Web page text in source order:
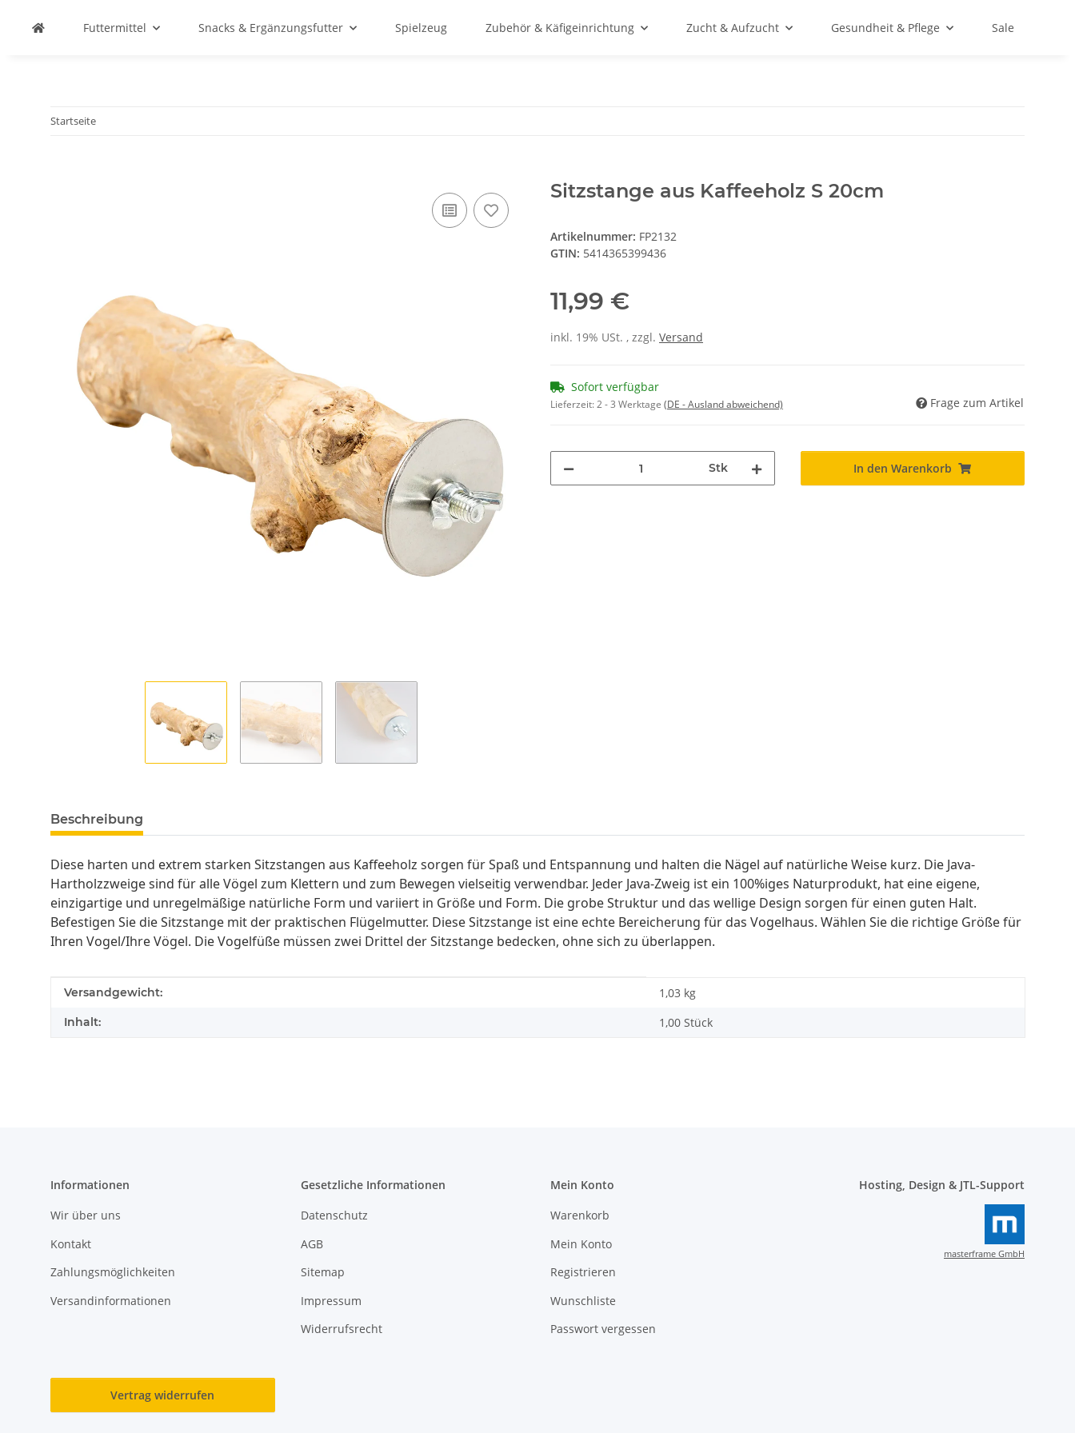
Futtermittel Snacks & Ergänzungsfutter Spielzeug Zubehör & Käfigeinrichtung Zucht & Aufzucht Gesundheit & Pflege Sale
Startseite
Sitzstange aus Kaffeeholz S 20cm
Artikelnummer: FP2132
GTIN: 5414365399436
11,99 €
inkl. 19% USt. , zzgl. Versand
Sofort verfügbar
Lieferzeit:2 - 3 Werktage (DE - Ausland abweichend) Frage zum Artikel
Stk In den Warenkorb
Beschreibung
Diese harten und extrem starken Sitzstangen aus Kaffeeholz sorgen für Spaß und Entspannung und halten die Nägel auf natürliche Weise kurz. Die Java-
Hartholzzweige sind für alle Vögel zum Klettern und zum Bewegen vielseitig verwendbar. Jeder Java-Zweig ist ein 100%iges Naturprodukt, hat eine eigene,
einzigartige und unregelmäßige natürliche Form und variiert in Größe und Form. Die grobe Struktur und das wellige Design sorgen für einen guten Halt.
Befestigen Sie die Sitzstange mit der praktischen Flügelmutter. Diese Sitzstange ist eine echte Bereicherung für das Vogelhaus. Wählen Sie die richtige Größe für
Ihren Vogel/Ihre Vögel. Die Vogelfüße müssen zwei Drittel der Sitzstange bedecken, ohne sich zu überlappen.
Produkteigenschaft
Wert
Versandgewicht: 1,03 kg
Inhalt: 1,00 Stück
Informationen
Wir über uns
Kontakt
Zahlungsmöglichkeiten
Versandinformationen
Gesetzliche Informationen
Datenschutz
AGB
Sitemap
Impressum
Widerrufsrecht
Mein Konto
Warenkorb
Mein Konto
Registrieren
Wunschliste
Passwort vergessen
Hosting, Design & JTL-Support
masterframe GmbH
Vertrag widerrufen